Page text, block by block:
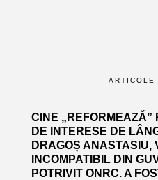
ARTICOLE
CINE „REFORMEAZĂ”
DE INTERESE DE
DRAGOȘ ANASTASIU,
INCOMPATIBIL DIN
POTRIVIT ONRC. A